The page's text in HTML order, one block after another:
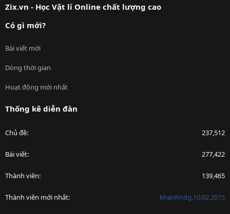
Zix.vn - Học Vật lí Online chất lượng cao
Có gì mới?
Bài viết mới
Dòng thời gian
Hoạt động mới nhất
Thống kê diễn đàn
Chủ đề 237,512
Bài viết 277,422
Thành viên 139,465
Thành viên mới nhất khanhndg.10.02.2015